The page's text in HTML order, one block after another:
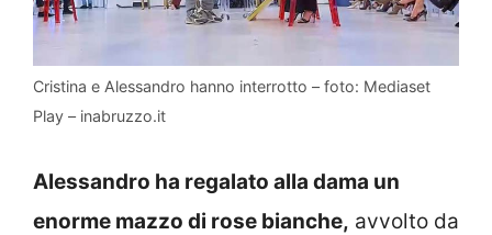
Cristina e Alessandro hanno interrotto – foto: Mediaset
Play – inabruzzo.it
Alessandro ha regalato alla dama un
enorme mazzo di rose bianche, avvolto da